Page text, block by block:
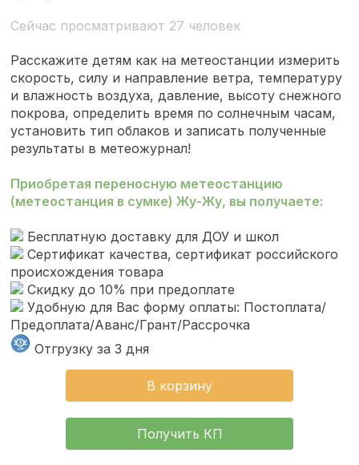
Сейчас просматривают 27 человек
Расскажите детям как на метеостанции измерить
скорость, силу и направление ветра, температуру
и влажность воздуха, давление, высоту снежного
покрова, определить время по солнечным часам,
установить тип облаков и записать полученные
результаты в метеожурнал!
Приобретая переносную метеостанцию
(метеостанция в сумке) Жу-Жу, вы получаете:
Бесплатную доставку для ДОУ и школ
Сертификат качества, сертификат российского
происхождения товара
Скидку до 10% при предоплате
Удобную для Вас форму оплаты: Постоплата/
Предоплата/Аванс/Грант/Рассрочка
Отгрузку за 3 дня
В корзину
Получить КП